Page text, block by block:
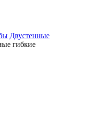
Двустенные
гибкие